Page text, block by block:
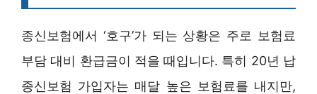
종신보험에서 ‘호구’가 되는 상황은 주로 보험료
부담 대비 환급금이 적을 때입니다. 특히 20년 납
종신보험 가입자는 매달 높은 보험료를 내지만,